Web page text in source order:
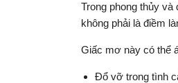
Trong phong thủy
không phải là điềm
Giấc mơ này có thể
Đổ vỡ trong tình